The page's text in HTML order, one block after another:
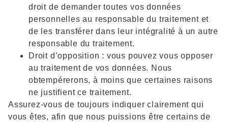
droit de demander toutes vos données
personnelles au responsable du traitement et
de les transférer dans leur intégralité à un autre
responsable du traitement.
Droit d’opposition : vous pouvez vous opposer
au traitement de vos données. Nous
obtempérerons, à moins que certaines raisons
ne justifient ce traitement.
Assurez-vous de toujours indiquer clairement qui
vous êtes, afin que nous puissions être certains de